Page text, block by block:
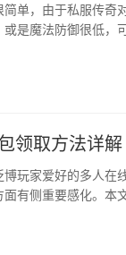
单，由于私服传奇
是魔法防御很低，
领取方法详解
家爱好的多人在
有侧重要感化。本